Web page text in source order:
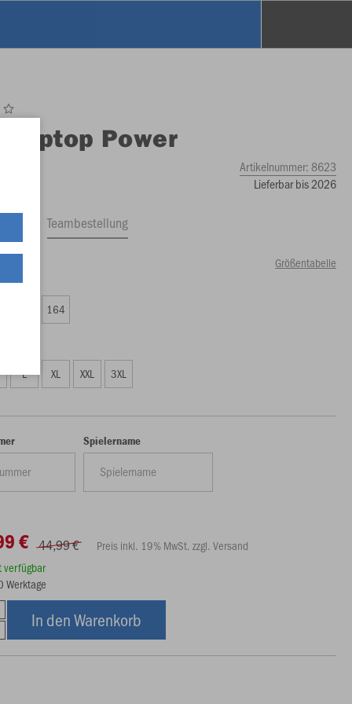
Ziptop Power
Artikelnummer:8623
Lieferbar bis 2026
Teambestellung
Größentabelle
€)
164
L XL XXL 3XL
Spielername
€ 44,99 €
Preis inkl. 19% MwSt. zzgl. Versand
verfügbar
Werktage
In den Warenkorb